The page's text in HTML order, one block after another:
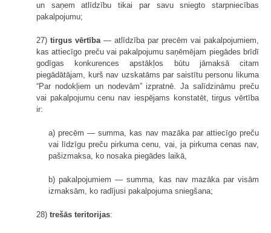
un saņem atlīdzību tikai par savu sniegto starpniecības
pakalpojumu;
27) tirgus vērtība— atlīdzība par precēm vai pakalpojumiem,
kas attiecīgo preču vai pakalpojumu saņēmējam piegādes brīdī
godīgas konkurences apstākļos būtu jāmaksā citam
piegādātājam, kurš nav uzskatāms par saistītu personu likuma
“Par nodokļiem un nodevām” izpratnē. Ja salīdzināmu preču
vai pakalpojumu cenu nav iespējams konstatēt, tirgus vērtība
ir:
a) precēm — summa, kas nav mazāka par attiecīgo preču
vai līdzīgu preču pirkuma cenu, vai, ja pirkuma cenas nav,
pašizmaksa, ko nosaka piegādes laikā,
b) pakalpojumiem — summa, kas nav mazāka par visām
izmaksām, ko radījusi pakalpojuma sniegšana;
28) trešās teritorijas: